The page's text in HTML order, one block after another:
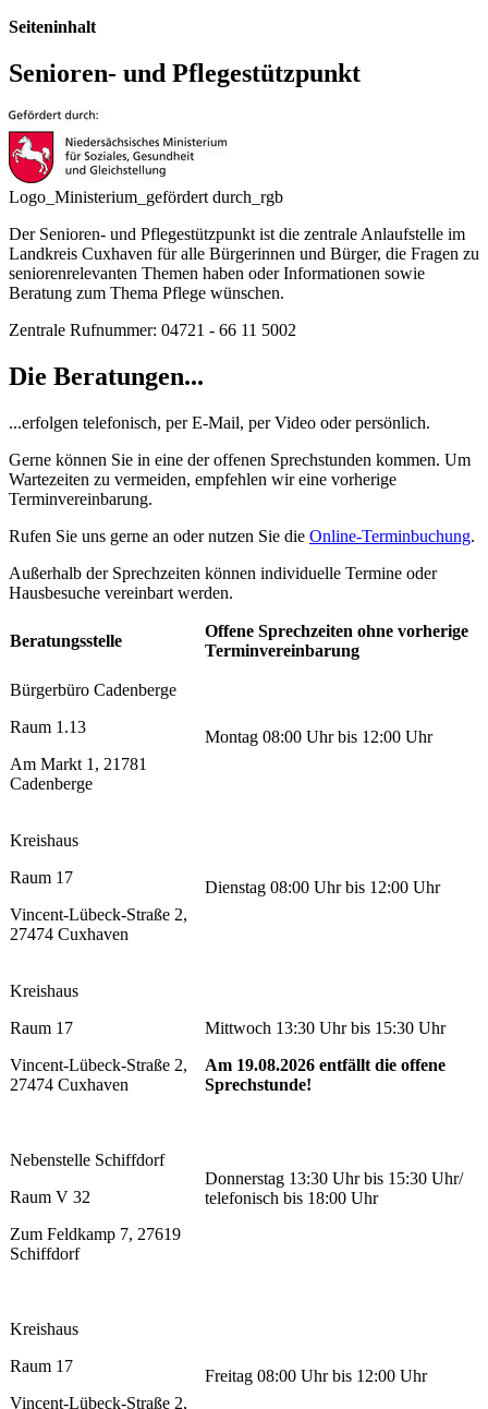
Seiteninhalt
Senioren- und Pflegestützpunkt
Logo_Ministerium_gefördert durch_rgb
Der Senioren- und Pflegestützpunkt ist die zentrale Anlaufstelle im
Landkreis Cuxhaven für alle Bürgerinnen und Bürger, die Fragen zu
seniorenrelevanten Themen haben oder Informationen sowie
Beratung zum Thema Pflege wünschen.
Zentrale Rufnummer: 04721 - 66 11 5002
Die Beratungen...
...erfolgen telefonisch, per E-Mail, per Video oder persönlich.
Gerne können Sie in eine der offenen Sprechstunden kommen. Um
Wartezeiten zu vermeiden, empfehlen wir eine vorherige
Terminvereinbarung.
Rufen Sie uns gerne an oder nutzen Sie die Online-Terminbuchung.
Außerhalb der Sprechzeiten können individuelle Termine oder
Hausbesuche vereinbart werden.
Beratungsstelle
Offene Sprechzeiten ohne vorherige
Terminvereinbarung
Bürgerbüro Cadenberge
Raum 1.13
Am Markt 1, 21781
Cadenberge
Montag 08:00 Uhr bis 12:00 Uhr
Kreishaus
Raum 17
Vincent-Lübeck-Straße 2,
27474 Cuxhaven
Dienstag 08:00 Uhr bis 12:00 Uhr
Kreishaus
Raum 17
Vincent-Lübeck-Straße 2,
27474 Cuxhaven
Mittwoch 13:30 Uhr bis 15:30 Uhr
Am 19.08.2026 entfällt die offene
Sprechstunde!
Nebenstelle Schiffdorf
Raum V 32
Zum Feldkamp 7, 27619
Schiffdorf
Donnerstag 13:30 Uhr bis 15:30 Uhr/
telefonisch bis 18:00 Uhr
Kreishaus
Raum 17
Vincent-Lübeck-Straße 2,
Freitag 08:00 Uhr bis 12:00 Uhr